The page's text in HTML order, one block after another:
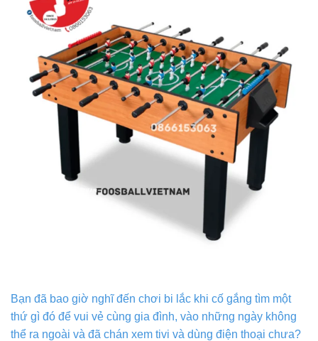
Bạn đã bao giờ nghĩ đến chơi bi lắc khi cố gắng tìm một
thứ gì đó để vui vẻ cùng gia đình, vào những ngày không
thể ra ngoài và đã chán xem tivi và dùng điện thoại chưa?